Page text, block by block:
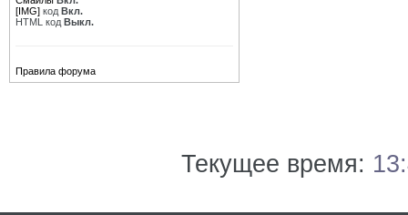
[IMG] код Вкл.
HTML код Выкл.
Правила форума
Текущее время: